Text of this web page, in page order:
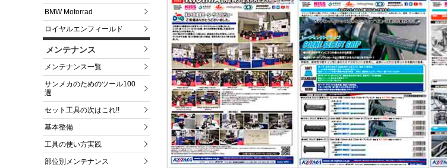
BMW Motorrad
ロイヤルエンフィールド
メンテナンス
メンテナンス一覧
サンメカのためのツール100
選
セット工具の次はこれ!!
基本整備
工具の使い方実践
部位別メンテナンス